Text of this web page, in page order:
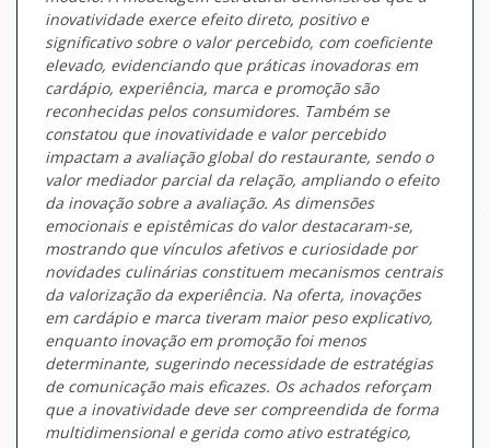
inovatividade exerce efeito direto, positivo e
significativo sobre o valor percebido, com coeficiente
elevado, evidenciando que práticas inovadoras em
cardápio, experiência, marca e promoção são
reconhecidas pelos consumidores. Também se
constatou que inovatividade e valor percebido
impactam a avaliação global do restaurante, sendo o
valor mediador parcial da relação, ampliando o efeito
da inovação sobre a avaliação. As dimensões
emocionais e epistêmicas do valor destacaram-se,
mostrando que vínculos afetivos e curiosidade por
novidades culinárias constituem mecanismos centrais
da valorização da experiência. Na oferta, inovações
em cardápio e marca tiveram maior peso explicativo,
enquanto inovação em promoção foi menos
determinante, sugerindo necessidade de estratégias
de comunicação mais eficazes. Os achados reforçam
que a inovatividade deve ser compreendida de forma
multidimensional e gerida como ativo estratégico,